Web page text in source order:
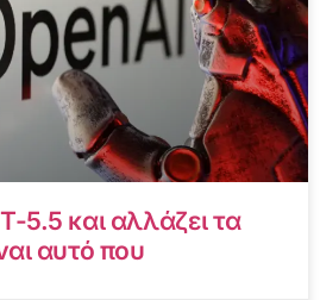
5.5 και αλλάζει τα
αυτό που